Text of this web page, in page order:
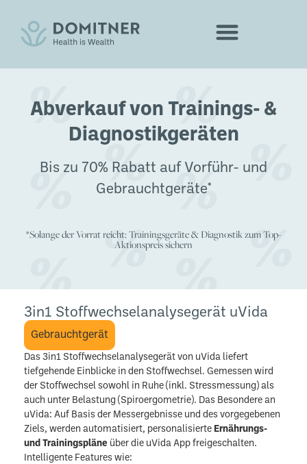
Abverkauf von Trainings- &
Diagnostikgeräten
Bis zu 70% Rabatt auf Vorführ- und
Gebrauchtgeräte*
*Solange der Vorrat reicht: Trainingsgeräte & Diagnostik zum Top-
Aktionspreis sichern
3in1 Stoffwechselanalysegerät uVida
Gebrauchtgerät
Das 3in1 Stoffwechselanalysegerät von uVida liefert
tiefgehende Einblicke in den Stoffwechsel. Gemessen wird
der Stoffwechsel sowohl in Ruhe (inkl. Stressmessung) als
auch unter Belastung (Spiroergometrie). Das Besondere an
uVida: Auf Basis der Messergebnisse und des vorgegebenen
Ziels, werden automatisiert, personalisierte Ernährungs-
und Trainingspläne über die uVida App freigeschalten.
Intelligente Features wie: